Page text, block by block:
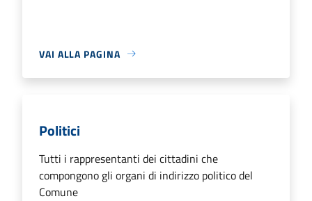
VAI ALLA PAGINA
Politici
Tutti i rappresentanti dei cittadini che
compongono gli organi di indirizzo politico del
Comune